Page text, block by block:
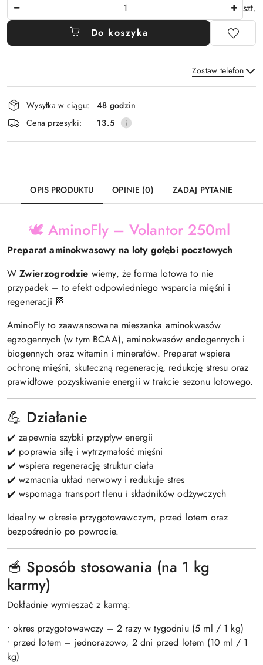
szt.
Do koszyka
Zostaw telefon
Wyślij
Dostępność
i
dostawa
Wysyłka w ciągu:
48 godzin
Cena przesyłki:
13.5
OPIS PRODUKTU OPINIE (0) ZADAJ PYTANIE
🕊️ AminoFly – Volantor 250ml
Preparat aminokwasowy na loty gołębi pocztowych
WZwierzogrodzie wiemy, że forma lotowa to nie
przypadek – to efekt odpowiedniego wsparcia mięśni i
regeneracji 🏁
AminoFly to zaawansowana mieszanka aminokwasów
egzogennych (w tym BCAA), aminokwasów endogennych i
biogennych oraz witamin i minerałów. Preparat wspiera
ochronę mięśni, skuteczną regenerację, redukcję stresu oraz
prawidłowe pozyskiwanie energii w trakcie sezonu lotowego.
💪 Działanie
✔️ zapewnia szybki przypływ energii
✔️ poprawia siłę i wytrzymałość mięśni
✔️ wspiera regenerację struktur ciała
✔️ wzmacnia układ nerwowy i redukuje stres
✔️ wspomaga transport tlenu i składników odżywczych
Idealny w okresie przygotowawczym, przed lotem oraz
bezpośrednio po powrocie.
🥣 Sposób stosowania (na 1 kg
karmy)
Dokładnie wymieszać z karmą:
• okres przygotowawczy – 2 razy w tygodniu (5 ml / 1 kg)
• przed lotem – jednorazowo, 2 dni przed lotem (10 ml / 1
kg)